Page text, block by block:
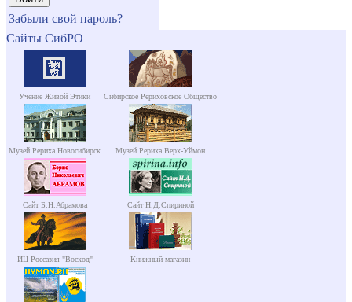
Забыли свой пароль?
Сайты СибРО
Учение Живой Этики Сибирское Рериховское Общество
Музей Рериха Новосибирск Музей Рериха Верх-Уймон
Сайт Б.Н.Абрамова Сайт Н.Д.Спириной
ИЦ Россазия "Восход" Книжный магазин